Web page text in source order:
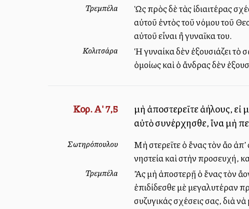
Τρεμπέλα
Ὡς πρὸς δὲ τὰς ἰδιαιτέρας
αὐτοῦ ἐντὸς τοῦ νόμου τοῦ
αὐτοῦ εἶναι ἢ γυναῖκα του.
Κολιτσάρα
Ἡ γυναίκα δὲν ἐξουσιάζει τὸ
ὁμοίως καὶ ὁ ἄνδρας δὲν
Κορ. Α' 7,5
μὴ ἀποστερεῖτε ἀλλήλους,
αὐτὸ συνέρχησθε, ἵνα μὴ
Σωτηρόπουλου
Μὴ στερεῖτε ὁ ἕνας τὸν ἄλλο
νηστεία καὶ στὴν προσευχή,
Τρεμπέλα
Ἂς μὴ ἀποστερῇ ὁ ἕνας τὸν
ἐπιδίδεσθε μὲ μεγαλυτέραν
συζυγικάς σχέσεις σας, διὰ